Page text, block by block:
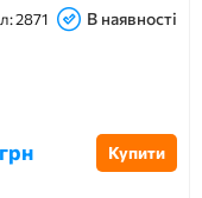
2871 В наявності
Купити